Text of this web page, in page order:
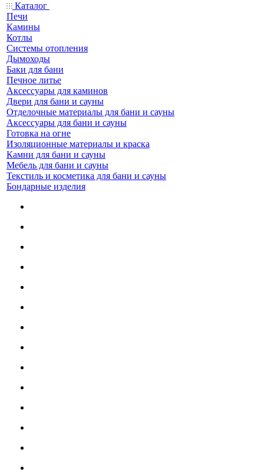
Каталог
Печи
Камины
Котлы
Системы отопления
Дымоходы
Баки для бани
Печное литье
Аксессуары для каминов
Двери для бани и сауны
Отделочные материалы для бани и сауны
Аксессуары для бани и сауны
Готовка на огне
Изоляционные материалы и краска
Камни для бани и сауны
Мебель для бани и сауны
Текстиль и косметика для бани и сауны
Бондарные изделия